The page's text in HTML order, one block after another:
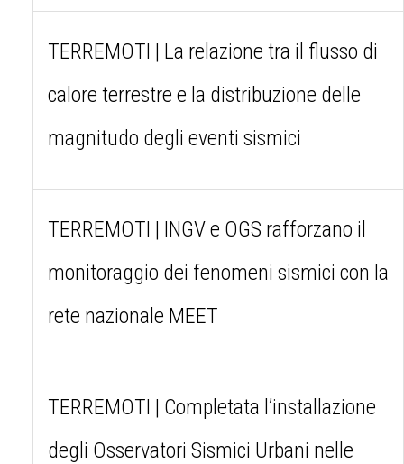
TERREMOTI | La relazione tra il flusso di
calore terrestre e la distribuzione delle
magnitudo degli eventi sismici
TERREMOTI | INGV e OGS rafforzano il
monitoraggio dei fenomeni sismici con la
rete nazionale MEET
TERREMOTI | Completata l’installazione
degli Osservatori Sismici Urbani nelle